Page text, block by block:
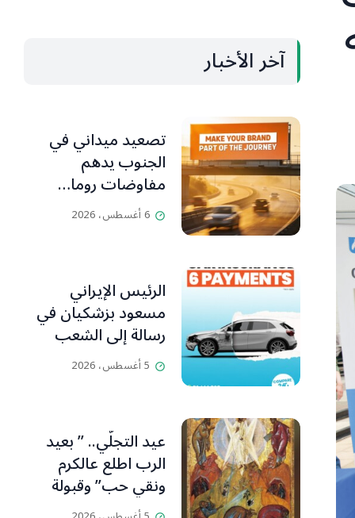
آخر الأخبار
تصعيد ميداني في
الجنوب يدهم
مفاوضات روما…
تقاطع الأهداف
التخريبية يحاصر
6 أغسطس، 2026
الرئيس الإيراني
مسعود بزشكيان في
رسالة إلى الشعب
الإيراني:كل جهود
العدو تتركز على إيجاد
5 أغسطس، 2026
عيد التجلّي.. ” بعيد
الرب اطلع عالكرم
ونقي حب” وقبولة
وفرقيع